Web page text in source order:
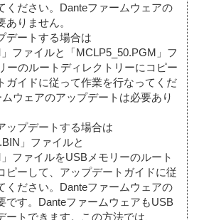
ください。Danteファームウェアの
りません。
デートする場合は
」ファイルと「MCLP5_50.PGM」フ
ーのルートディレクトリーにコピー
ガイドに従って作業を行なってくだ
ウェアのアップデートは必要あり
ップデートする場合は
」ファイルと
」ファイルをUSBメモリーのルート
ピーして、アップデートガイドに従
ください。Danteファームウェアの
です。DanteファームウェアもUSB
ートできます。この方法では、